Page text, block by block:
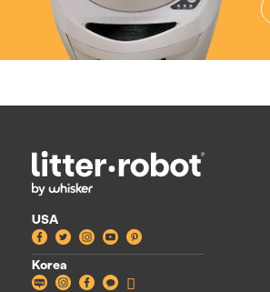
USA
Facebook
TwitterInstagram
YouTubePinterest
Korea
BlogInstagram
Facebook
Facebook